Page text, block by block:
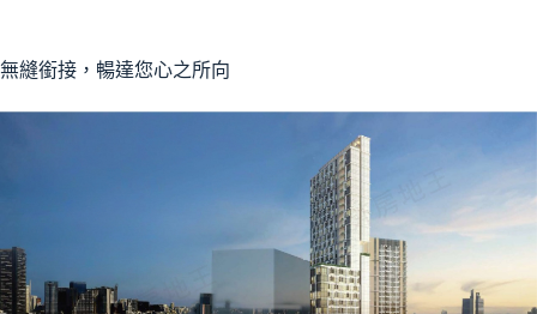
無縫銜接，暢達您心之所向